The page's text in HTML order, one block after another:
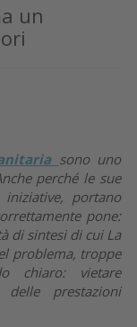
un
sono uno
perché le sue
portano
pone:
di sintesi di cui La
problema, troppe
chiaro: vietare
prestazioni